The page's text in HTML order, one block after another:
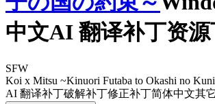
中文AI 翻译补丁资
SFW
Koi x Mitsu ~Kinuori Futaba to Okashi no
AI 翻译补丁破解补丁修正补丁简体中文其它